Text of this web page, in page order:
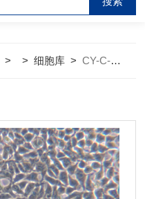
> >细胞库 >CY-C-H0027人心肌细胞AC16稀有